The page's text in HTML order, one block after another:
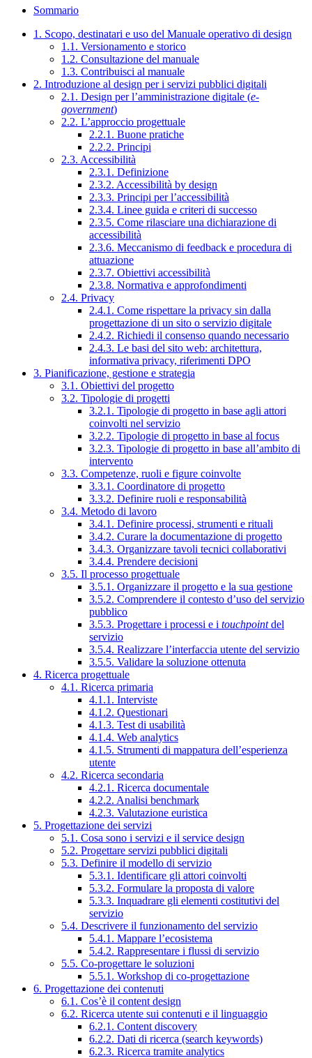
Sommario
1. Scopo, destinatari e uso del Manuale operativo di design
1.1. Versionamento e storico
1.2. Consultazione del manuale
1.3. Contribuisci al manuale
2. Introduzione al design per i servizi pubblici digitali
2.1. Design per l’amministrazione digitale (e-
government)
2.2. L’approccio progettuale
2.2.1. Buone pratiche
2.2.2. Principi
2.3. Accessibilità
2.3.1. Definizione
2.3.2. Accessibilità by design
2.3.3. Principi per l’accessibilità
2.3.4. Linee guida e criteri di successo
2.3.5. Come rilasciare una dichiarazione di
accessibilità
2.3.6. Meccanismo di feedback e procedura di
attuazione
2.3.7. Obiettivi accessibilità
2.3.8. Normativa e approfondimenti
2.4. Privacy
2.4.1. Come rispettare la privacy sin dalla
progettazione di un sito o servizio digitale
2.4.2. Richiedi il consenso quando necessario
2.4.3. Le basi del sito web: architettura,
informativa privacy, riferimenti DPO
3. Pianificazione, gestione e strategia
3.1. Obiettivi del progetto
3.2. Tipologie di progetti
3.2.1. Tipologie di progetto in base agli attori
coinvolti nel servizio
3.2.2. Tipologie di progetto in base al focus
3.2.3. Tipologie di progetto in base all’ambito di
intervento
3.3. Competenze, ruoli e figure coinvolte
3.3.1. Coordinatore di progetto
3.3.2. Definire ruoli e responsabilità
3.4. Metodo di lavoro
3.4.1. Definire processi, strumenti e rituali
3.4.2. Curare la documentazione di progetto
3.4.3. Organizzare tavoli tecnici collaborativi
3.4.4. Prendere decisioni
3.5. Il processo progettuale
3.5.1. Organizzare il progetto e la sua gestione
3.5.2. Comprendere il contesto d’uso del servizio
pubblico
3.5.3. Progettare i processi e i touchpointdel
servizio
3.5.4. Realizzare l’interfaccia utente del servizio
3.5.5. Validare la soluzione ottenuta
4. Ricerca progettuale
4.1. Ricerca primaria
4.1.1. Interviste
4.1.2. Questionari
4.1.3. Test di usabilità
4.1.4. Web analytics
4.1.5. Strumenti di mappatura dell’esperienza
utente
4.2. Ricerca secondaria
4.2.1. Ricerca documentale
4.2.2. Analisi benchmark
4.2.3. Valutazione euristica
5. Progettazione dei servizi
5.1. Cosa sono i servizi e il service design
5.2. Progettare servizi pubblici digitali
5.3. Definire il modello di servizio
5.3.1. Identificare gli attori coinvolti
5.3.2. Formulare la proposta di valore
5.3.3. Inquadrare gli elementi costitutivi del
servizio
5.4. Descrivere il funzionamento del servizio
5.4.1. Mappare l’ecosistema
5.4.2. Rappresentare i flussi di servizio
5.5. Co-progettare le soluzioni
5.5.1. Workshop di co-progettazione
6. Progettazione dei contenuti
6.1. Cos’è il content design
6.2. Ricerca utente sui contenuti e il linguaggio
6.2.1. Content discovery
6.2.2. Dati di ricerca (search keywords)
6.2.3. Ricerca tramite analytics